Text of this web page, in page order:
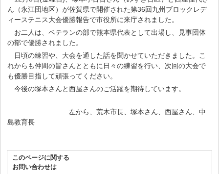
ん（永江団地区）が佐賀県で開催された第36回九州ブロックレデ
ィーステニス大会優勝報告で市役所に来庁されました。
お二人は、ベテランの部で熊本県代表として出場し、見事団体
の部で優勝されました。
日頃の練習や、大会を通した話を聞かせていただきました。こ
れからも仲間の皆さんとともに日々の練習を行い、次回の大会で
も優勝目指して頑張ってください。
今後の塚本さんと西屋さんのご活躍を期待しています。
左から、荒木市長、塚本さん、西屋さん、中
島教育長
このページに関する
お問い合わせは